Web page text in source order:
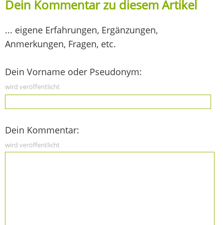
Dein Kommentar zu diesem Artikel
... eigene Erfahrungen, Ergänzungen,
Anmerkungen, Fragen, etc.
Dein Vorname oder Pseudonym:
wird veröffentlicht
Dein Kommentar:
wird veröffentlicht